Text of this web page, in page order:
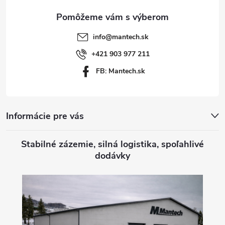
info@mantech.sk
+421 903 977 211
FB: Mantech.sk
Informácie pre vás
Stabilné zázemie, silná logistika, spoľahlivé
dodávky